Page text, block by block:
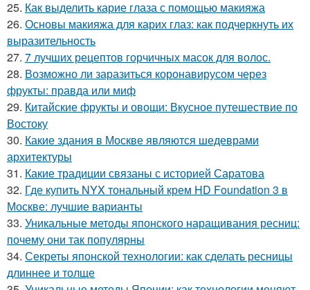
25. Как выделить карие глаза с помощью макияжа
26. Основы макияжа для карих глаз: как подчеркнуть их
выразительность
27. 7 лучших рецептов горчичных масок для волос.
28. Возможно ли заразиться коронавирусом через
фрукты: правда или миф
29. Китайские фрукты и овощи: Вкусное путешествие по
Востоку
30. Какие здания в Москве являются шедеврами
архитектуры
31. Какие традиции связаны с историей Саратова
32. Где купить NYX тональный крем HD Foundation 3 в
Москве: лучшие варианты
33. Уникальные методы японского наращивания ресниц:
почему они так популярны
34. Секреты японской технологии: как сделать ресницы
длиннее и толще